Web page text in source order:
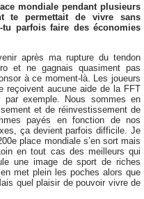
mondiale pendant plusieurs
te permettait de vivre sans
parfois faire des économies
après ma rupture du tendon
et ne gagnais quasiment pas
à ce moment-là. Les joueurs
reçoivent aucune aide de la FFT
, par exemple. Nous sommes en
et de réinvestissement de
payés en fonction de nos
ça devient parfois difficile. Je
place mondiale s’en sort mais
en tout cas des meilleurs qui
une image de sport de riches
met plein les poches alors que
quel plaisir de pouvoir vivre de